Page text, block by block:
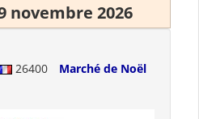
novembre 2026
26400
Marché de Noël